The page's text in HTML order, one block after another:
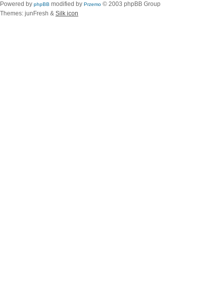
Powered by phpBB modified by Przemo © 2003 phpBB Group
Themes: junFresh & Silk icon